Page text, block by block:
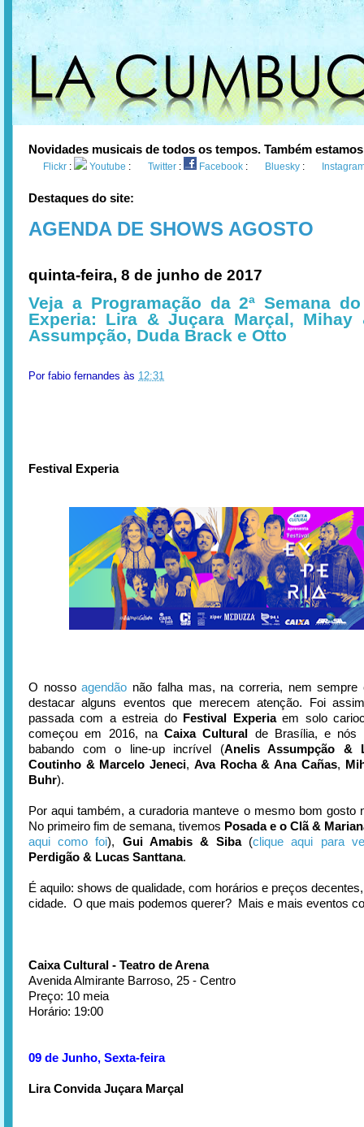
Novidades musicais de todos os tempos. Também
Flickr : Youtube : Twitter : Facebook : Bluesky :
Destaques do site:
AGENDA DE SHOWS AGOSTO
quinta-feira, 8 de junho de 2017
Veja a Programação da 2ª Semana
Experia: Lira & Juçara Marçal, Mihay
Assumpção, Duda Brack e Otto
Por fabio fernandes às 12:31
Festival Experia
O nossoagendão não falha mas, na correria, nem sempre
destacar alguns eventos que merecem atenção. Foi
passada com a estreia do Festival Experiaem solo
começou em 2016, naCaixa Cultural de Brasília, e nós
babando com o line-up incrível (Anelis Assumpção &
Coutinho & Marcelo Jeneci, Ava Rocha & Ana Cañas,
Buhr).
Por aqui também, a curadoria manteve o mesmo bom gosto
No primeiro fim de semana, tivemos Posada e o Clã &
aqui como foi), Gui Amabis & Siba(clique aqui para
Perdigão & Lucas Santtana.
É aquilo: shows de qualidade, com horários e preços
cidade. O que mais podemos querer? Mais e mais eventos
Caixa Cultural - Teatro de Arena
Avenida Almirante Barroso, 25 - Centro
Preço: 10 meia
Horário: 19:00
09 de Junho, Sexta-feira
Lira Convida Juçara Marçal